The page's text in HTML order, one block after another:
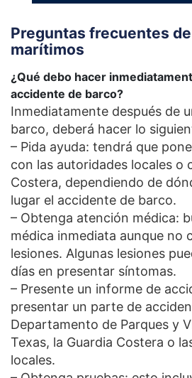
Preguntas frecuentes
marítimos
¿Qué debo hacer
accidente de barco?
Inmediatamente después de
barco, deberá hacer lo
– Pida ayuda: tendrá que
con las autoridades locales o
Costera, dependiendo de
lugar el accidente de barco.
– Obtenga atención médica:
médica inmediata aunque no
lesiones. Algunas lesiones
días en presentar síntomas.
– Presente un informe de
presentar un parte de
Departamento de Parques y
Texas, la Guardia Costera o
locales.